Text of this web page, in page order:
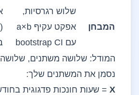
המבחן
שלוש רגרסיות,
אפקט עקיף a×b
עם bootstrap CI
המודל: שלושה משתנים, שלושה
נסמן את המשתנים שלך:
X = שעות חונכות פדגוגית